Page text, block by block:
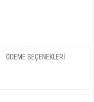
ÖDEME SEÇENEKLERI